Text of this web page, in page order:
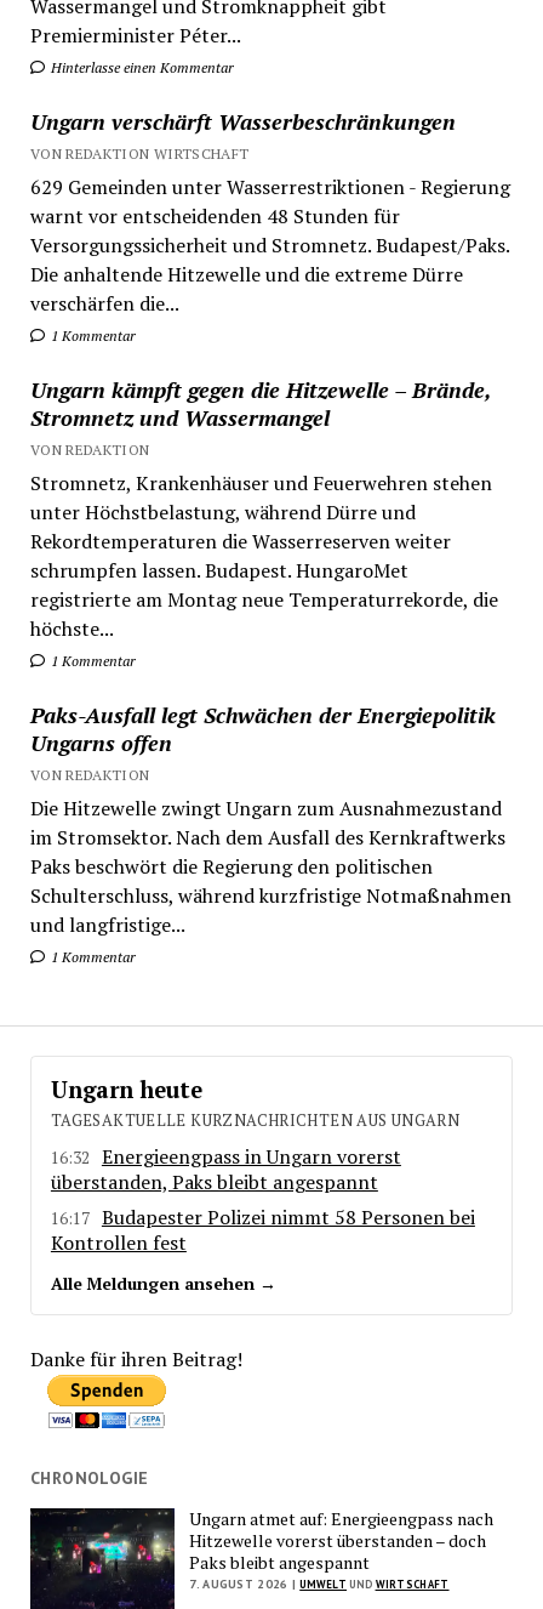
Wassermangel und Stromknappheit gibt
Premierminister Péter...
Hinterlasse einen Kommentar
Ungarn verschärft Wasserbeschränkungen
VON REDAKTION WIRTSCHAFT
629 Gemeinden unter Wasserrestriktionen - Regierung
warnt vor entscheidenden 48 Stunden für
Versorgungssicherheit und Stromnetz. Budapest/Paks.
Die anhaltende Hitzewelle und die extreme Dürre
verschärfen die...
1 Kommentar
Ungarn kämpft gegen die Hitzewelle – Brände,
Stromnetz und Wassermangel
VON REDAKTION
Stromnetz, Krankenhäuser und Feuerwehren stehen
unter Höchstbelastung, während Dürre und
Rekordtemperaturen die Wasserreserven weiter
schrumpfen lassen. Budapest. HungaroMet
registrierte am Montag neue Temperaturrekorde, die
höchste...
1 Kommentar
Paks-Ausfall legt Schwächen der Energiepolitik
Ungarns offen
VON REDAKTION
Die Hitzewelle zwingt Ungarn zum Ausnahmezustand
im Stromsektor. Nach dem Ausfall des Kernkraftwerks
Paks beschwört die Regierung den politischen
Schulterschluss, während kurzfristige Notmaßnahmen
und langfristige...
1 Kommentar
Ungarn heute
TAGESAKTUELLE KURZNACHRICHTEN AUS UNGARN
16:32
Energieengpass in Ungarn vorerst
überstanden, Paks bleibt angespannt
16:17 Budapester Polizei nimmt 58 Personen bei
Kontrollen fest
Alle Meldungen ansehen →
Danke für ihren Beitrag!
CHRONOLOGIE
Ungarn atmet auf: Energieengpass nach
Hitzewelle vorerst überstanden – doch
Paks bleibt angespannt
7. AUGUST 2026 | UMWELT UND WIRTSCHAFT